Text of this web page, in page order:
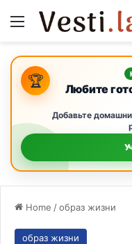
Menu
🏆 Любите
Добавьте
Home /образ жизни
образ жизни